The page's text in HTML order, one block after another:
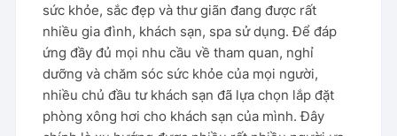
sức khỏe, sắc đẹp và thư giãn đang được rất
nhiều gia đình, khách sạn, spa sử dụng. Để đáp
ứng đầy đủ mọi nhu cầu về tham quan, nghỉ
dưỡng và chăm sóc sức khỏe của mọi người,
nhiều chủ đầu tư khách sạn đã lựa chọn lắp đặt
phòng xông hơi cho khách sạn của mình. Đây